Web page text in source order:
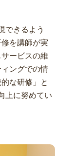
できるよう
を講師が実
ービスの維
ングでの情
な研修」と
上に努めてい